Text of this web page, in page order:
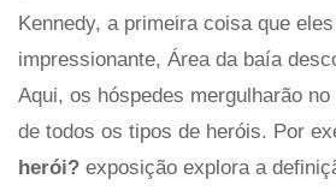
Kennedy, a primeira coisa que
impressionante, Área da baía
Aqui, os hóspedes mergulharão
de todos os tipos de heróis. Por
herói? exposição explora a